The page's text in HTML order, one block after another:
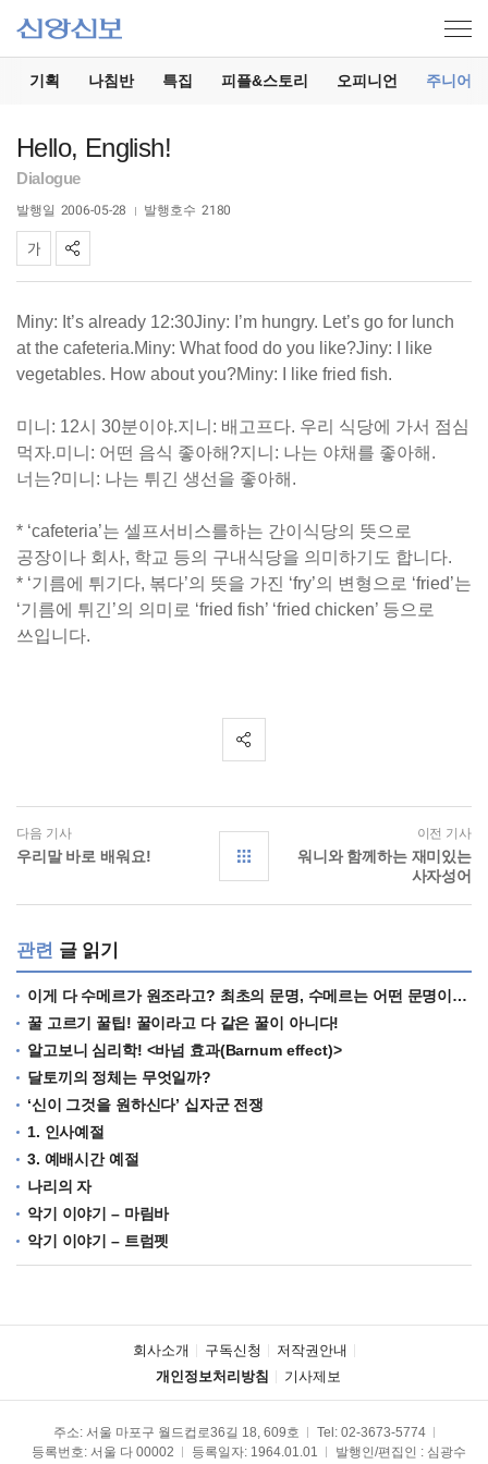
기획 나침반 특집 피플&스토리 오피니언 주니어
Hello, English!
Dialogue
발행일 2006-05-28 발행호수 2180
Miny: It’s already 12:30Jiny: I’m hungry. Let’s go for lunch
at the cafeteria.Miny: What food do you like?Jiny: I like
vegetables. How about you?Miny: I like fried fish.
미니: 12시 30분이야.지니: 배고프다. 우리 식당에 가서 점심
먹자.미니: 어떤 음식 좋아해?지니: 나는 야채를 좋아해.
너는?미니: 나는 튀긴 생선을 좋아해.
* ‘cafeteria’는 셀프서비스를하는 간이식당의 뜻으로
공장이나 회사, 학교 등의 구내식당을 의미하기도 합니다.
* ‘기름에 튀기다, 볶다’의 뜻을 가진 ‘fry’의 변형으로 ‘fried’는
‘기름에 튀긴’의 의미로 ‘fried fish’ ‘fried chicken’ 등으로
쓰입니다.
다음 기사
우리말 바로 배워요!
이전 기사
워니와 함께하는 재미있는
사자성어
관련 글 읽기
이게 다 수메르가 원조라고? 최초의 문명, 수메르는 어떤 문명이었을까?
꿀 고르기 꿀팁! 꿀이라고 다 같은 꿀이 아니다!
알고보니 심리학! <바넘 효과(Barnum effect)>
달토끼의 정체는 무엇일까?
‘신이 그것을 원하신다’ 십자군 전쟁
1. 인사예절
3. 예배시간 예절
나리의 자
악기 이야기 – 마림바
악기 이야기 – 트럼펫
회사소개 구독신청
저작권안내
개인정보처리방침
기사제보
주소: 서울 마포구 월드컵로36길 18, 609호 Tel: 02-3673-5774
등록번호: 서울 다 00002
등록일자: 1964.01.01 발행인/편집인 : 심광수